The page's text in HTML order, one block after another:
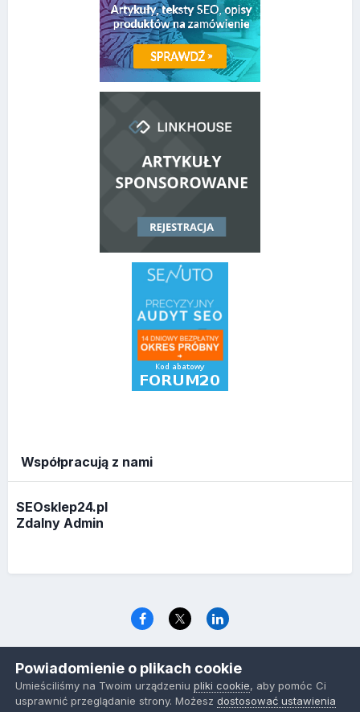
Współpracują z nami
SEOsklep24.pl
Zdalny Admin
www.optymalizacja.com
Powered by Invision Community
Powiadomienie o plikach cookie
Umieściliśmy na Twoim urządzeniupliki cookie, aby pomóc Ci
usprawnić przeglądanie strony. Możeszdostosować ustawienia